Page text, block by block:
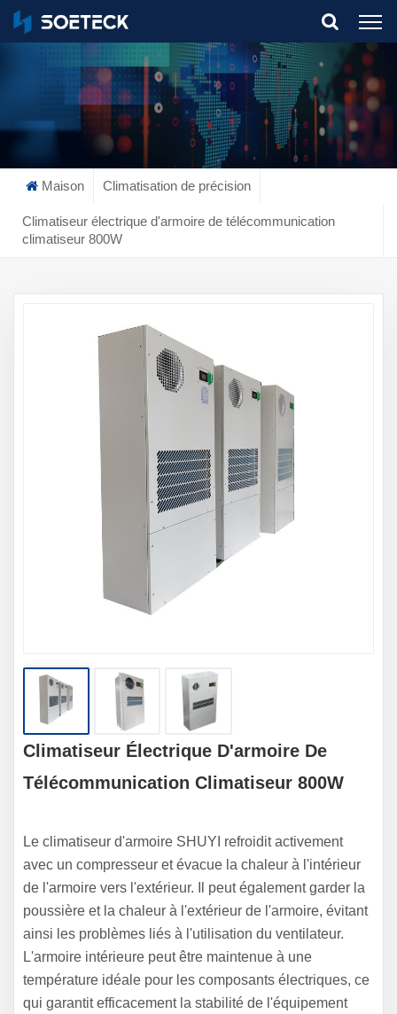
What Are You Looking For?
Maison Climatisation de précision
Climatiseur électrique d'armoire de télécommunication
climatiseur 800W
Climatiseur Électrique D'armoire De
Télécommunication Climatiseur 800W
Le climatiseur d'armoire SHUYI refroidit activement
avec un compresseur et évacue la chaleur à l'intérieur
de l'armoire vers l'extérieur. Il peut également garder la
poussière et la chaleur à l'extérieur de l'armoire, évitant
ainsi les problèmes liés à l'utilisation du ventilateur.
L'armoire intérieure peut être maintenue à une
température idéale pour les composants électriques, ce
qui garantit efficacement la stabilité de l'équipement